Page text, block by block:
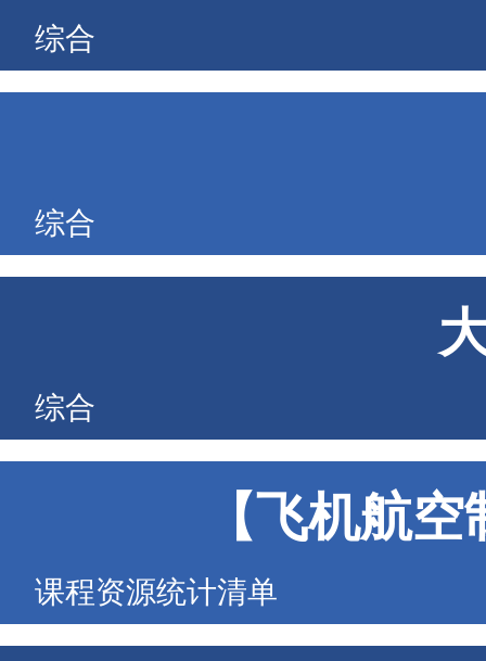
综合
综合
综合
【飞机航
课程资源统计清单